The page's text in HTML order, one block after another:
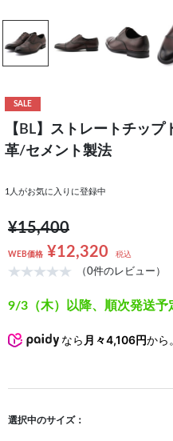
SALE
【BL】ストレートチッ
革/セメント製法
1 人がお気に入りに登録中
¥15,400
WEB価格 ¥12,320 税込
（0件のレビュー）
9/3（木）以降、順次発送予
なら 月々4,106円から
選択中のサイズ：